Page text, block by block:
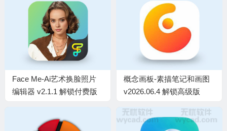
Face Me-Ai艺术换脸照片
编辑器 v2.1.1 解锁付费版
概念画板-素描笔记和画图
v2026.06.4 解锁高级版